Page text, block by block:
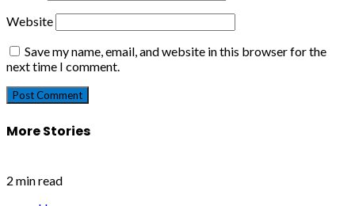
Website
Save my name, email, and website in this browser for the
next time I comment.
More Stories
2 min read